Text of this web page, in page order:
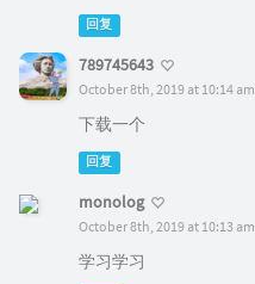
回复
789745643
October 8th, 2019 at 10:14 am
下载一个
回复
monolog
October 8th, 2019 at 10:13 am
学习学习